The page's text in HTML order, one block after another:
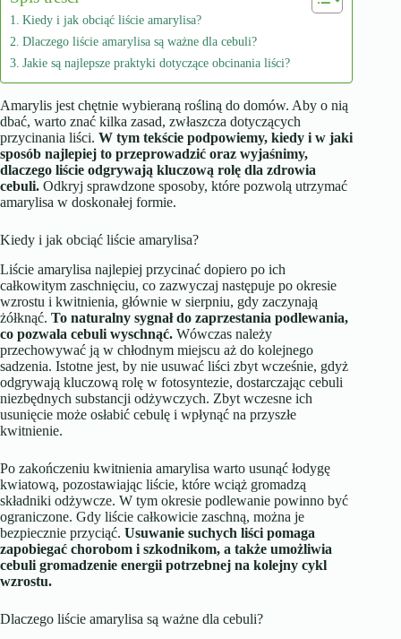
Kiedy i jak obciąć liście amarylisa?
Dlaczego liście amarylisa są ważne dla cebuli?
Jakie są najlepsze praktyki dotyczące obcinania liści?
Amarylis jest chętnie wybieraną rośliną do domów. Aby o nią
dbać, warto znać kilka zasad, zwłaszcza dotyczących
przycinania liści. W tym tekście podpowiemy, kiedy i w jaki
sposób najlepiej to przeprowadzić oraz wyjaśnimy,
dlaczego liście odgrywają kluczową rolę dla zdrowia
cebuli. Odkryj sprawdzone sposoby, które pozwolą utrzymać
amarylisa w doskonałej formie.
Kiedy i jak obciąć liście amarylisa?
Liście amarylisa najlepiej przycinać dopiero po ich
całkowitym zaschnięciu, co zazwyczaj następuje po okresie
wzrostu i kwitnienia, głównie w sierpniu, gdy zaczynają
żółknąć. To naturalny sygnał do zaprzestania podlewania,
co pozwala cebuli wyschnąć. Wówczas należy
przechowywać ją w chłodnym miejscu aż do kolejnego
sadzenia. Istotne jest, by nie usuwać liści zbyt wcześnie, gdyż
odgrywają kluczową rolę w fotosyntezie, dostarczając cebuli
niezbędnych substancji odżywczych. Zbyt wczesne ich
usunięcie może osłabić cebulę i wpłynąć na przyszłe
kwitnienie.
Po zakończeniu kwitnienia amarylisa warto usunąć łodygę
kwiatową, pozostawiając liście, które wciąż gromadzą
składniki odżywcze. W tym okresie podlewanie powinno być
ograniczone. Gdy liście całkowicie zaschną, można je
bezpiecznie przyciąć. Usuwanie suchych liści pomaga
zapobiegać chorobom i szkodnikom, a także umożliwia
cebuli gromadzenie energii potrzebnej na kolejny cykl
wzrostu.
Dlaczego liście amarylisa są ważne dla cebuli?